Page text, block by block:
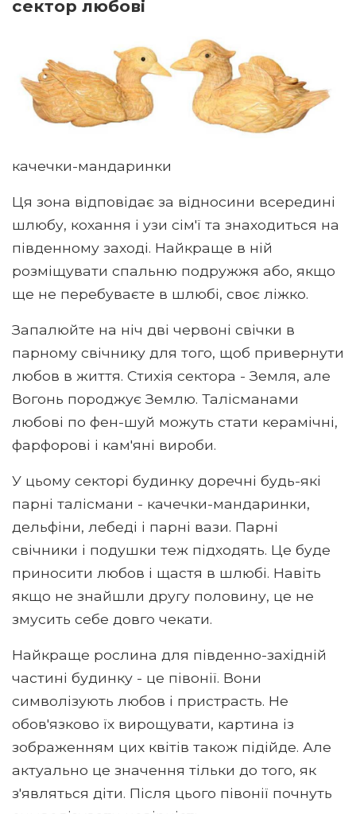
сектор любові
качечки-мандаринки
Ця зона відповідає за відносини всередині
шлюбу, кохання і узи сім'ї та знаходиться на
південному заході. Найкраще в ній
розміщувати спальню подружжя або, якщо
ще не перебуваєте в шлюбі, своє ліжко.
Запалюйте на ніч дві червоні свічки в
парному свічнику для того, щоб привернути
любов в життя. Стихія сектора - Земля, але
Вогонь породжує Землю. Талісманами
любові по фен-шуй можуть стати керамічні,
фарфорові і кам'яні вироби.
У цьому секторі будинку доречні будь-які
парні талісмани - качечки-мандаринки,
дельфіни, лебеді і парні вази. Парні
свічники і подушки теж підходять. Це буде
приносити любов і щастя в шлюбі. Навіть
якщо не знайшли другу половину, це не
змусить себе довго чекати.
Найкраще рослина для південно-західній
частині будинку - це півонії. Вони
символізують любов і пристрасть. Не
обов'язково їх вирощувати, картина із
зображенням цих квітів також підійде. Але
актуально це значення тільки до того, як
з'являться діти. Після цього півонії почнуть